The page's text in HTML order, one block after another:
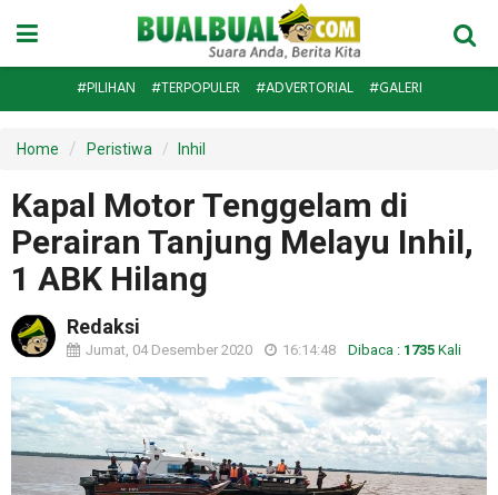
#PILIHAN #TERPOPULER #ADVERTORIAL #GALERI
Home Peristiwa Inhil
Kapal Motor Tenggelam di
Perairan Tanjung Melayu Inhil,
1 ABK Hilang
Redaksi
Jumat, 04 Desember 2020 16:14:48 Dibaca : 1735 Kali